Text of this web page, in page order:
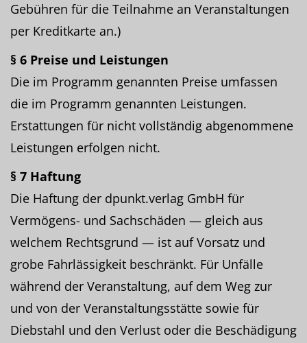
Gebühren für die Teilnahme an Veranstaltungen
per Kreditkarte an.)
§ 6 Preise und Leistungen
Die im Programm genannten Preise umfassen
die im Programm genannten Leistungen.
Erstattungen für nicht vollständig abgenommene
Leistungen erfolgen nicht.
§ 7 Haftung
Die Haftung der dpunkt.verlag GmbH für
Vermögens- und Sachschäden — gleich aus
welchem Rechtsgrund — ist auf Vorsatz und
grobe Fahrlässigkeit beschränkt. Für Unfälle
während der Veranstaltung, auf dem Weg zur
und von der Veranstaltungsstätte sowie für
Diebstahl und den Verlust oder die Beschädigung